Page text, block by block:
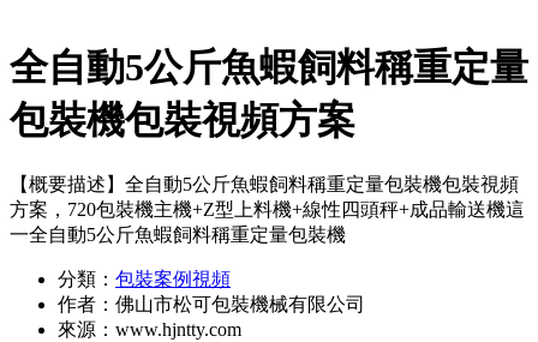
全自動5公斤魚蝦飼料稱重定量
包裝機包裝視頻方案
【概要描述】 全自動5公斤魚蝦飼料稱重定量包裝機包裝視頻
方案，720包裝機主機+Z型上料機+線性四頭秤+成品輸送機這
一全自動5公斤魚蝦飼料稱重定量包裝機
分類： 包裝案例視頻
作者： 佛山市松可包裝機械有限公司
來源： www.hjntty.com